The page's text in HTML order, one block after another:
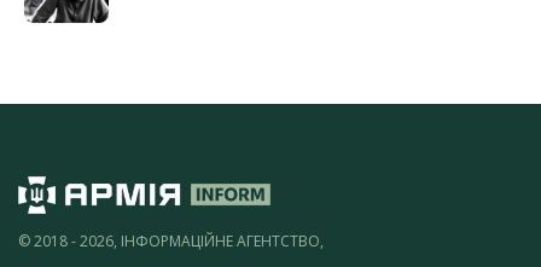
© 2018 - 2026, ІНФОРМАЦІЙНЕ АГЕНТСТВО,